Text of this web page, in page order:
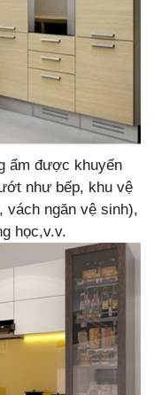
ẩm được khuyến
như bếp, khu vệ
vách ngăn vệ sinh),
học,v.v.